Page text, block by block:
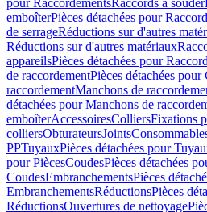
pour RaccordementsRaccords à souder
emboîterPièces détachées pour
de serrageRéductions sur d'autres
Réductions sur d'autres matériaux
appareilsPièces détachées pour
de raccordementPièces détachées pour
raccordementManchons de
détachées pour Manchons de
emboîterAccessoiresColliersFixations
colliersObturateursJoints
PPTuyauxPièces détachées pour
pour PiècesCoudesPièces détachées
CoudesEmbranchementsPièces
EmbranchementsRéductionsPièces
RéductionsOuvertures de nettoyage